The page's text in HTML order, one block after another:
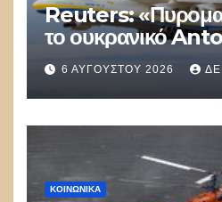
Reuters:
το ουκρανικό
στο οποίο
Λειψία»
6 ΑΥΓΟΎΣΤΟΥ 2026
ΚΟΙΝΩΝΙΚΑ